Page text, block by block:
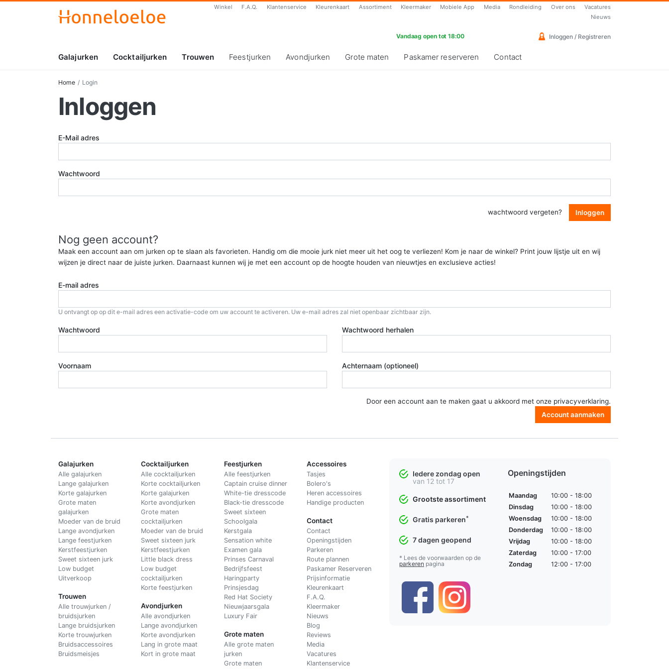
Winkel F.A.Q. Klantenservice Kleurenkaart Assortiment Kleermaker Mobiele App Media Rondleiding Over ons
Vacatures
Nieuws
Vandaag open tot 18:00 Inloggen / Registreren
Galajurken Cocktailjurken Trouwen Feestjurken Avondjurken Grote maten Paskamer reserveren Contact
Home Login
Inloggen
E-Mail adres
Wachtwoord
wachtwoord vergeten? Inloggen
Nog geen account?
Maak een account aan om jurken op te slaan als favorieten. Handig om die mooie jurk niet meer uit het oog te verliezen! Kom je naar de winkel? Print jouw lijstje uit en wij
wijzen je direct naar de juiste jurken. Daarnaast kunnen wij je met een account op de hoogte houden van nieuwtjes en exclusieve acties!
E-mail adres
U ontvangt op op dit e-mail adres een activatie-code om uw account te activeren. Uw e-mail adres zal niet openbaar zichtbaar zijn.
Wachtwoord Wachtwoord herhalen
Voornaam Achternaam (optioneel)
Door een account aan te maken gaat u akkoord met onze privacyverklaring.
Account aanmaken
Galajurken
Alle galajurken
Lange galajurken
Korte galajurken
Grote maten
galajurken
Moeder van de bruid
Lange avondjurken
Lange feestjurken
Kerstfeestjurken
Sweet sixteen jurk
Low budget
Uitverkoop
Trouwen
Alle trouwjurken /
bruidsjurken
Lange bruidsjurken
Korte trouwjurken
Bruidsaccessoires
Bruidsmeisjes
Cocktailjurken
Alle cocktailjurken
Korte cocktailjurken
Korte galajurken
Korte avondjurken
Grote maten
cocktailjurken
Moeder van de bruid
Sweet sixteen jurk
Kerstfeestjurken
Little black dress
Low budget
cocktailjurken
Korte feestjurken
Avondjurken
Alle avondjurken
Lange avondjurken
Korte avondjurken
Lang in grote maat
Kort in grote maat
Feestjurken
Alle feestjurken
Captain cruise dinner
White-tie dresscode
Black-tie dresscode
Sweet sixteen
Schoolgala
Kerstgala
Sensation white
Examen gala
Prinses Carnaval
Bedrijfsfeest
Haringparty
Prinsjesdag
Red Hat Society
Nieuwjaarsgala
Luxury Fair
Grote maten
Alle grote maten
jurken
Grote maten
Accessoires
Tasjes
Bolero's
Heren accessoires
Handige producten
Contact
Contact
Openingstijden
Parkeren
Route plannen
Paskamer Reserveren
Prijsinformatie
Kleurenkaart
F.A.Q.
Kleermaker
Nieuws
Blog
Reviews
Media
Vacatures
Klantenservice
Iedere zondag open
van 12 tot 17
Grootste assortiment
Gratis parkeren*
7 dagen geopend
* Lees de voorwaarden op de
parkeren pagina
Openingstijden
Maandag
10:00 - 18:00
Dinsdag
10:00 - 18:00
Woensdag
10:00 - 18:00
Donderdag
10:00 - 18:00
Vrijdag
10:00 - 18:00
Zaterdag
10:00 - 17:00
Zondag
12:00 - 17:00